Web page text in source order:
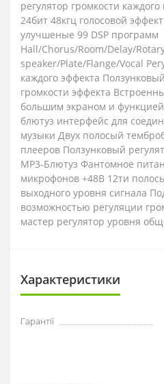
регулятор громкости
24бит 48кгц голосовой
улучшеные 99 DSP программ
Hall/Chorus/Room/Delay/
speaker/Plate/Flange/Vocal
каждого эффекта
громкости эффекта
большим экраном и
блютуз интерфейс для
музыки Двух полосый
плееров Ползунковый
MP3-Блютуз Фантомное
микрофонов +48В 12ти
выходного уровня сигнала
возможностью регуляции
мастер регулятор уровня
Характеристики
Гарантії